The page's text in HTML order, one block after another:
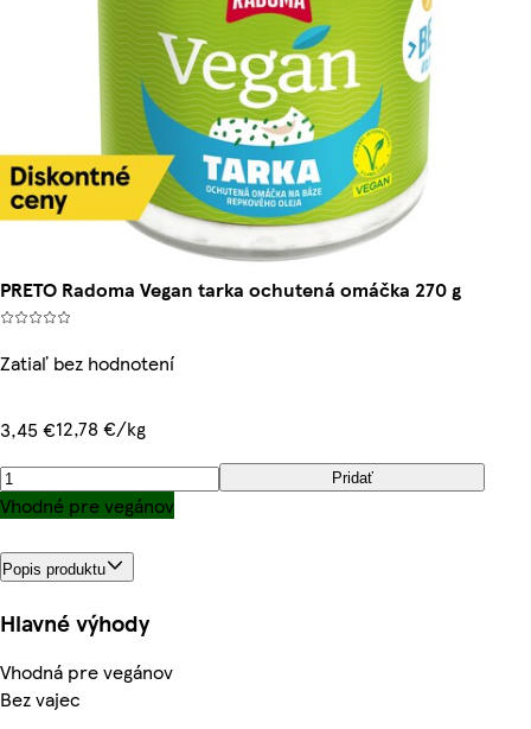
PRETO Radoma Vegan tarka ochutená omáčka 270 g
Zatiaľ bez hodnotení
3,45 €12,78 €/kg
Pridať
Vhodné pre vegánov
Popis produktu
Hlavné výhody
Vhodná pre vegánov
Bez vajec